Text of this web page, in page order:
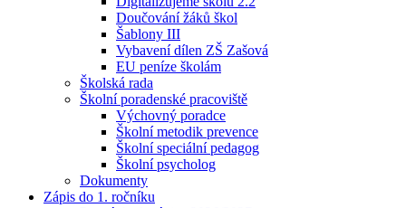
Doučování žáků škol
Šablony III
Vybavení dílen ZŠ Zašová
EU peníze školám
Školská rada
Školní poradenské pracoviště
Výchovný poradce
Školní metodik prevence
Školní speciální pedagog
Školní psycholog
Dokumenty
Zápis do 1. ročníku